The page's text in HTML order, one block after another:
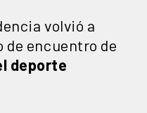
volvió a
encuentro de
deporte